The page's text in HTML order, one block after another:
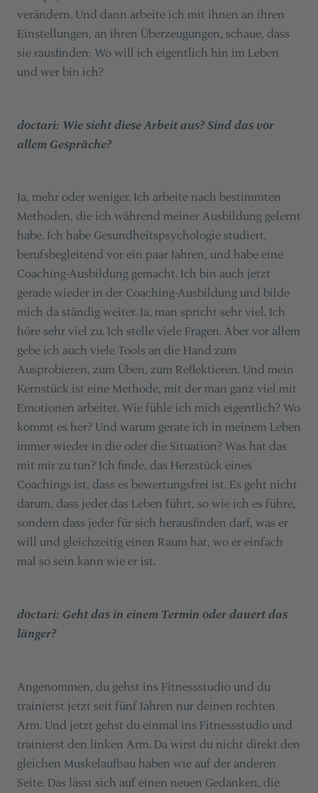
verändern. Und dann arbeite ich mit ihnen an ihren
Einstellungen, an ihren Überzeugungen, schaue, dass
sie rausfinden: Wo will ich eigentlich hin im Leben
und wer bin ich?
doctari: Wie sieht diese Arbeit aus? Sind das vor
allem Gespräche?
Ja, mehr oder weniger. Ich arbeite nach bestimmten
Methoden, die ich während meiner Ausbildung gelernt
habe. Ich habe Gesundheitspsychologie studiert,
berufsbegleitend vor ein paar Jahren, und habe eine
Coaching-Ausbildung gemacht. Ich bin auch jetzt
gerade wieder in der Coaching-Ausbildung und bilde
mich da ständig weiter. Ja, man spricht sehr viel. Ich
höre sehr viel zu. Ich stelle viele Fragen. Aber vor allem
gebe ich auch viele Tools an die Hand zum
Ausprobieren, zum Üben, zum Reflektieren. Und mein
Kernstück ist eine Methode, mit der man ganz viel mit
Emotionen arbeitet. Wie fühle ich mich eigentlich? Wo
kommt es her? Und warum gerate ich in meinem Leben
immer wieder in die oder die Situation? Was hat das
mit mir zu tun? Ich finde, das Herzstück eines
Coachings ist, dass es bewertungsfrei ist. Es geht nicht
darum, dass jeder das Leben führt, so wie ich es führe,
sondern dass jeder für sich herausfinden darf, was er
will und gleichzeitig einen Raum hat, wo er einfach
mal so sein kann wie er ist.
doctari: Geht das in einem Termin oder dauert das
länger?
Angenommen, du gehst ins Fitnessstudio und du
trainierst jetzt seit fünf Jahren nur deinen rechten
Arm. Und jetzt gehst du einmal ins Fitnessstudio und
trainierst den linken Arm. Da wirst du nicht direkt den
gleichen Muskelaufbau haben wie auf der anderen
Seite. Das lässt sich auf einen neuen Gedanken, die